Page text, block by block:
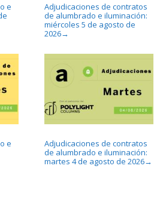
e
Adjudicaciones de contratos
de alumbrado e iluminación:
miércoles 5 de agosto de
2026→
e
Adjudicaciones de contratos
de alumbrado e iluminación:
martes 4 de agosto de 2026→